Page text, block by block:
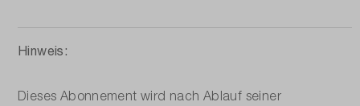
Hinweis:
Dieses Abonnement wird nach Ablauf seiner